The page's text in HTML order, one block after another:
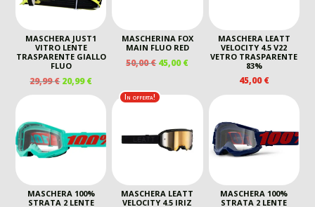
MASCHERA JUST1
VITRO LENTE
TRASPARENTE GIALLO
FLUO
29,99€ IL
PREZZO
ORIGINALE
29,99 €.
20,99€IL
PREZZO
ATTUALE
20,99 €.
MASCHERINA FOX
MAIN FLUO RED
50,00€ IL
ERA:
45,00€IL
È:
45,00 €.
MASCHERA LEATT
VELOCITY 4.5 V22
VETRO TRASPARENTE
83%
45,00€
MASCHERA 100%
STRATA 2 LENTE
In offerta!
MASCHERA LEATT
VELOCITY 4.5 IRIZ
MASCHERA 100%
STRATA 2 LENTE